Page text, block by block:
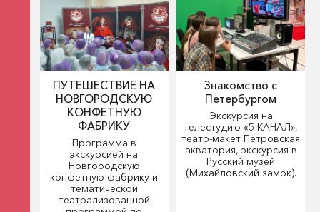
ПУТЕШЕСТВИЕ НА
НОВГОРОДСКУЮ
КОНФЕТНУЮ
ФАБРИКУ
Программа в
экскурсией на
Новгородскую
конфетную фабрику и
тематической
театрализованной
Знакомство с
Петербургом
Экскурсия на
телестудию «5 КАНАЛ»,
театр-макет Петровская
акватория, экскурсия в
Русский музей
(Михайловский замок).